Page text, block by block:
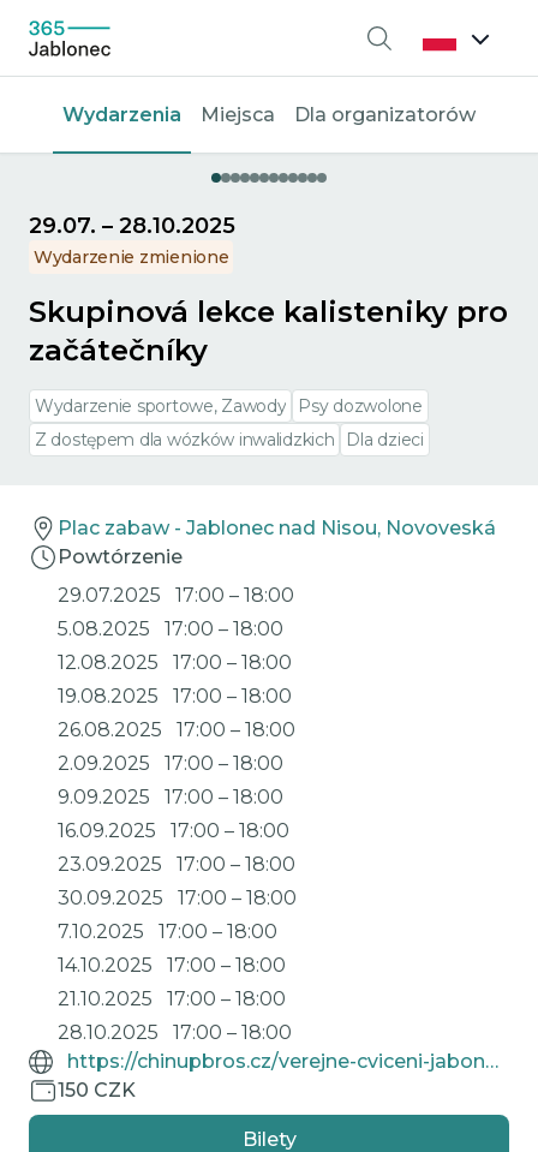
Wyszukiwanie
Wydarzenia Miejsca Dla organizatorów
29.07. – 28.10.2025
Wydarzenie zmienione
Skupinová lekce kalisteniky pro
začátečníky
Wydarzenie sportowe, Zawody
Psy dozwolone
Z dostępem dla wózków inwalidzkich
Dla dzieci
Plac zabaw - Jablonec nad Nisou, Novoveská
Powtórzenie
29.07.2025
17:00 – 18:00
5.08.2025
17:00 – 18:00
12.08.2025
17:00 – 18:00
19.08.2025
17:00 – 18:00
26.08.2025
17:00 – 18:00
2.09.2025
17:00 – 18:00
9.09.2025
17:00 – 18:00
16.09.2025
17:00 – 18:00
23.09.2025
17:00 – 18:00
30.09.2025
17:00 – 18:00
7.10.2025
17:00 – 18:00
14.10.2025
17:00 – 18:00
21.10.2025
17:00 – 18:00
28.10.2025
17:00 – 18:00
https://chinupbros.cz/verejne-cviceni-jabonec/
150 CZK
Bilety